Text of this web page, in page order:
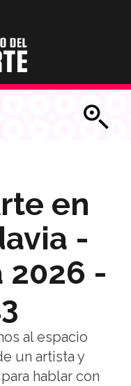
en
-
2026 -
al espacio
un artista y
hablar con